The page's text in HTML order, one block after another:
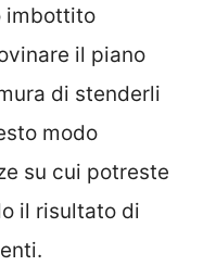
imbottito
il piano
di stenderli
modo
su cui potreste
il risultato di